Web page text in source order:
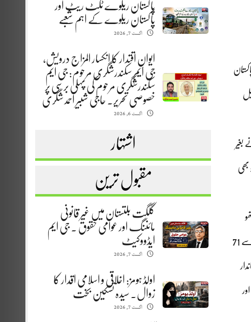
پاکستان ریلوے ٹکٹ ریٹ اور
پاکستان ریلوے کے اہم شعبے
اگست 7, 2026
ایوانِ اقتدار کا انکسار المزاج درویش،
جی ایم سکندرشگری مرحوم: جی ایم
سکندرشگری مرحوم کی پہلی برسی پر
خصوصی تحریر. حاجی شبیر احمد شگری
اگست 6, 2026
اشتہار
مقبول ترین
گلگت بلتستان میں غیر قانونی
مائننگ اور عوامی حقوق . جی ایم
ایڈووکیٹ
اگست 7, 2026
اولڈ ہومز: اخلاقی و اسلامی اقدار کا
زوال. سیدہ تسکین بخت
اگست 7, 2026
پاکستان
کے ٹیل
نے بغیر
بھی
متھو
سوامے نے ربادا کے ساتھ ملکر بھی قیمتی 98 رنز کا اضافہ کیا اور ٹیم کا اسکور 404 رنز تک پہنچایا۔ کگیسو ربادا 4 چھکوں اور 4 چوکوں کی مدد سے 71